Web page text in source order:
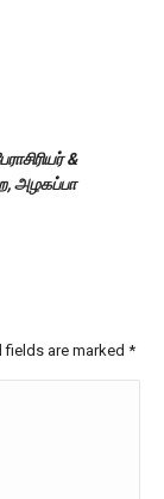
&
அழகப்பா
are marked *